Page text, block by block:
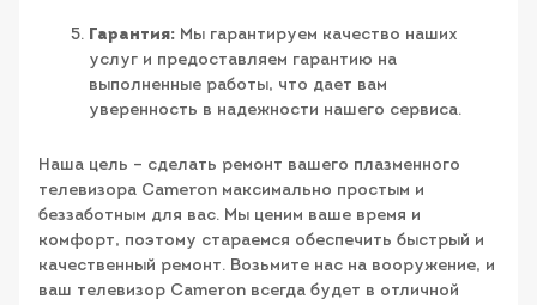
Гарантия: Мы гарантируем качество наших
услуг и предоставляем гарантию на
выполненные работы, что дает вам
уверенность в надежности нашего сервиса.
Наша цель – сделать ремонт вашего плазменного
телевизора Cameron максимально простым и
беззаботным для вас. Мы ценим ваше время и
комфорт, поэтому стараемся обеспечить быстрый и
качественный ремонт. Возьмите нас на вооружение, и
ваш телевизор Cameron всегда будет в отличной